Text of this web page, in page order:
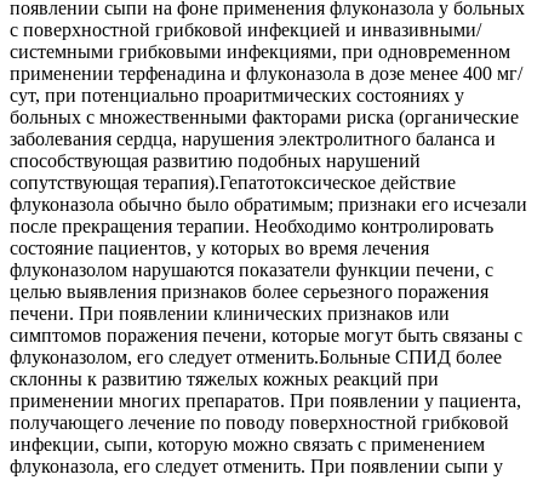
появлении сыпи на фоне применения флуконазола у больных
с поверхностной грибковой инфекцией и инвазивными/
системными грибковыми инфекциями, при одновременном
применении терфенадина и флуконазола в дозе менее 400 мг/
сут, при потенциально проаритмических состояниях у
больных с множественными факторами риска (органические
заболевания сердца, нарушения электролитного баланса и
способствующая развитию подобных нарушений
сопутствующая терапия).Гепатотоксическое действие
флуконазола обычно было обратимым; признаки его исчезали
после прекращения терапии. Необходимо контролировать
состояние пациентов, у которых во время лечения
флуконазолом нарушаются показатели функции печени, с
целью выявления признаков более серьезного поражения
печени. При появлении клинических признаков или
симптомов поражения печени, которые могут быть связаны с
флуконазолом, его следует отменить.Больные СПИД более
склонны к развитию тяжелых кожных реакций при
применении многих препаратов. При появлении у пациента,
получающего лечение по поводу поверхностной грибковой
инфекции, сыпи, которую можно связать с применением
флуконазола, его следует отменить. При появлении сыпи у